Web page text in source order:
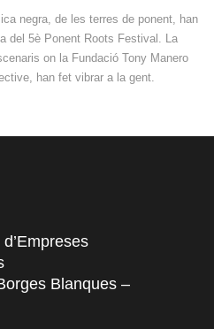
negra, de les terres de ponent, han
del 5è Ponent Roots Festival. La
on la Fundació Tony Manero
han fet vibrar a la gent.
Blanques –